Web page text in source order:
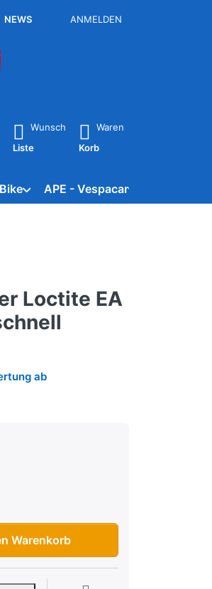
NEWS ANMELDEN
Drücken Sie die Eingabetaste, um alle
Wunsch
Liste
Waren
Korb
APE - Vespacar
Loctite EA
ab
Loctite EA 3450, Farbe Grau, schnell
Warenkorb